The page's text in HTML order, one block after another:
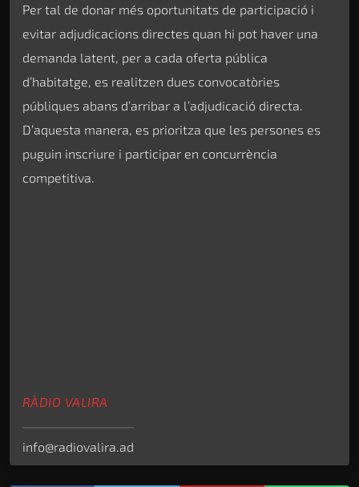
Per tal de donar més oportunitats de participació i
evitar adjudicacions directes quan hi pot haver una
demanda latent, per a cada oferta pública
d’habitatge, es realitzen dues convocatòries
públiques abans d’arribar a l’adjudicació directa.
D’aquesta manera, es prioritza que les persones es
puguin inscriure i participar en concurrència
competitiva.
RÀDIO VALIRA
info@radiovalira.ad